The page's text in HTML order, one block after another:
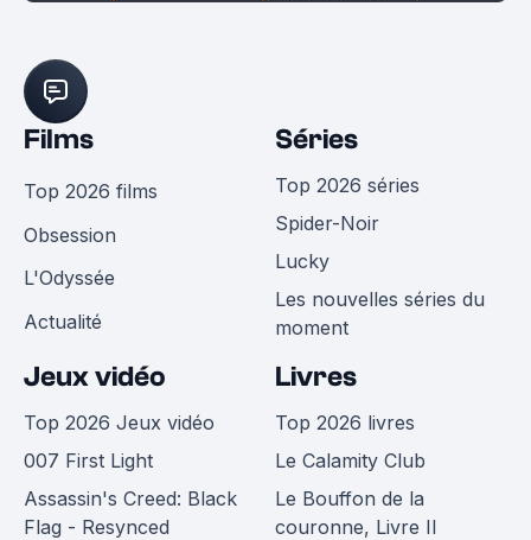
Films
Top 2026 films
Obsession
L'Odyssée
Actualité
Séries
Top 2026 séries
Spider-Noir
Lucky
Les nouvelles séries du
moment
Jeux vidéo
Top 2026 Jeux vidéo
007 First Light
Assassin's Creed: Black
Flag - Resynced
Livres
Top 2026 livres
Le Calamity Club
Le Bouffon de la
couronne, Livre II